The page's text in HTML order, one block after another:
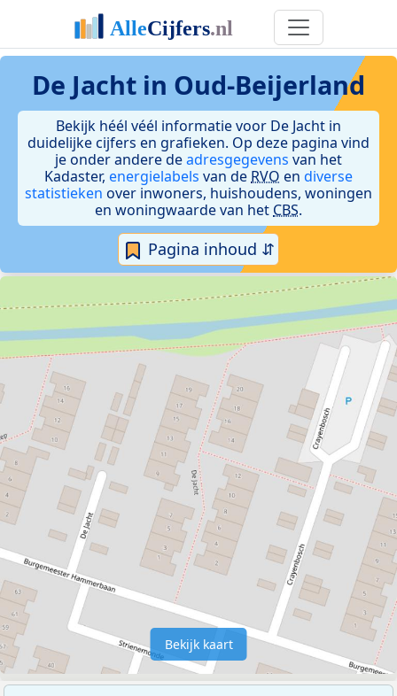
De Jacht in Oud-Beijerland
Bekijk héél véél informatie voor De Jacht in
duidelijke cijfers en grafieken. Op deze pagina vind
je onder andere deadresgegevens van het
Kadaster, energielabels van de RVO en diverse
statistieken over inwoners, huishoudens, woningen
en woningwaarde van het CBS.
Pagina inhoud ⇵
Bekijk kaart